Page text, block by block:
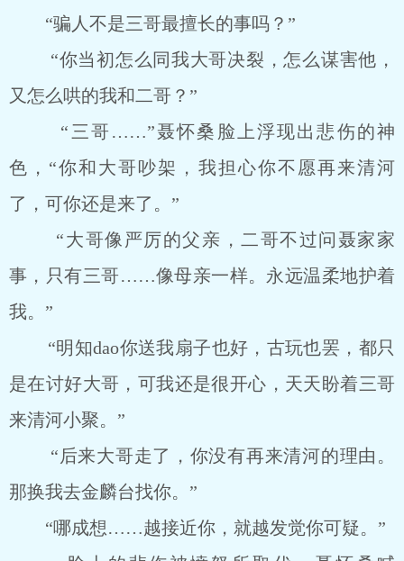
“骗人不是三哥最擅长的事吗？”
“你当初怎么同我大哥决裂，怎么谋害他，
又怎么哄的我和二哥？”
“三哥……”聂怀桑脸上浮现出悲伤的神
色，“你和大哥吵架，我担心你不愿再来清河
了，可你还是来了。”
“大哥像严厉的父亲，二哥不过问聂家家
事，只有三哥……像母亲一样。永远温柔地护着
我。”
“明知dao你送我扇子也好，古玩也罢，都只
是在讨好大哥，可我还是很开心，天天盼着三哥
来清河小聚。”
“后来大哥走了，你没有再来清河的理由。
那换我去金麟台找你。”
“哪成想……越接近你，就越发觉你可疑。”